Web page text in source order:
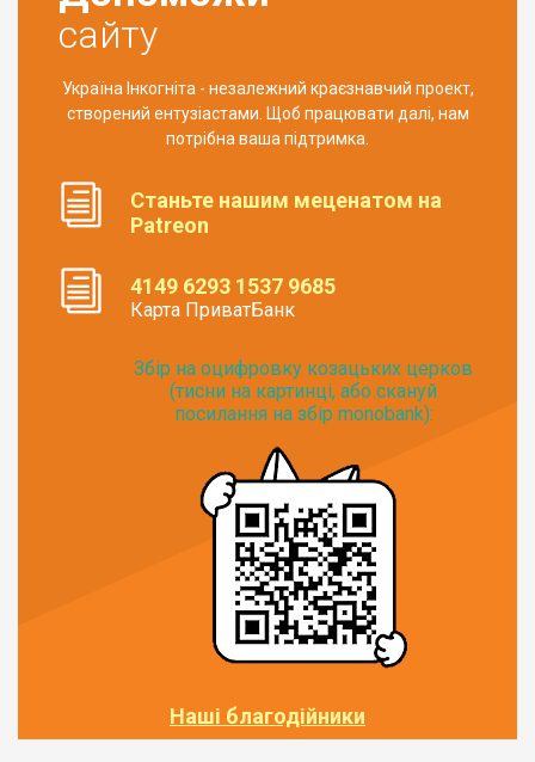
сайту
Україна Інкогніта - незалежний краєзнавчий проект,
створений ентузіастами. Щоб працювати далі, нам
потрібна ваша підтримка.
Станьте нашим меценатом на
Patreon
4149 6293 1537 9685
Карта ПриватБанк
Збір на оцифровку козацьких церков
(тисни на картинці, або скануй
посилання на збір monobank):
Наші благодійники